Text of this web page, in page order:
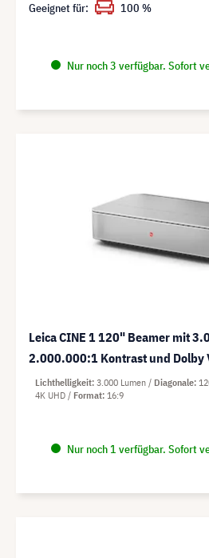
Nur noch 3 verfügbar. Sofort
Geeignet für: 100 %
Leica CINE 1 120" Beamer mit
2.000.000:1 Kontrast und Dolby
Nur noch 1 verfügbar. Sofort
Lichthelligkeit 3.000 Lumen Diagonale
4K UHD
Format 16:9